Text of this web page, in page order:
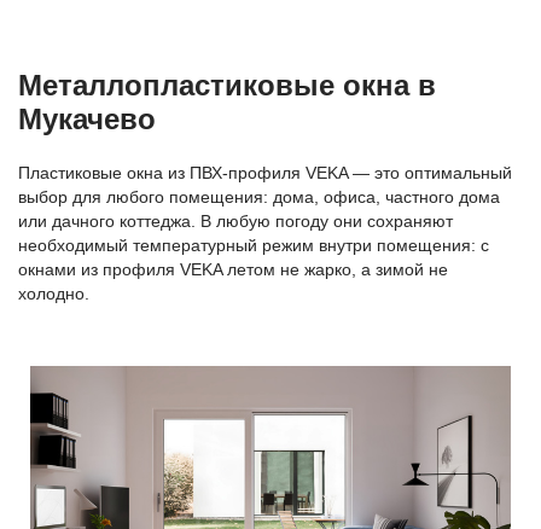
Металлопластиковые окна в
Мукачево
Пластиковые окна из ПВХ-профиля VEKA — это оптимальный
выбор для любого помещения: дома, офиса, частного дома
или дачного коттеджа. В любую погоду они сохраняют
необходимый температурный режим внутри помещения: с
окнами из профиля VEKA летом не жарко, а зимой не
холодно.